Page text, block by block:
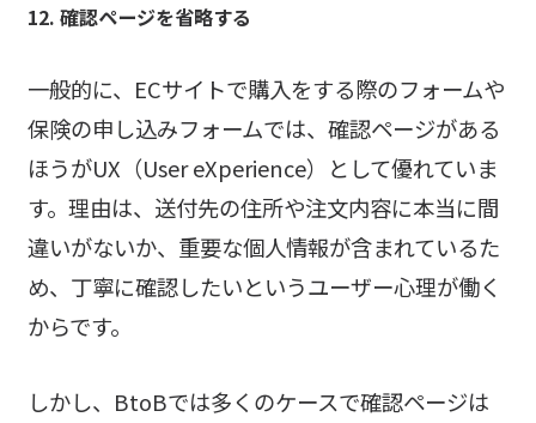
12. 確認ページを省略する
一般的に、ECサイトで購入をする際のフォームや
保険の申し込みフォームでは、確認ページがある
ほうがUX（User eXperience）として優れていま
す。理由は、送付先の住所や注文内容に本当に間
違いがないか、重要な個人情報が含まれているた
め、丁寧に確認したいというユーザー心理が働く
からです。
しかし、BtoBでは多くのケースで確認ページは